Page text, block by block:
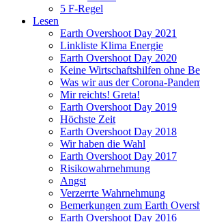
5 F-Regel
Lesen
Earth Overshoot Day 2021
Linkliste Klima Energie
Earth Overshoot Day 2020
Keine Wirtschaftshilfen ohne
Was wir aus der Corona-
Mir reichts! Greta!
Earth Overshoot Day 2019
Höchste Zeit
Earth Overshoot Day 2018
Wir haben die Wahl
Earth Overshoot Day 2017
Risikowahrnehmung
Angst
Verzerrte Wahrnehmung
Bemerkungen zum Earth
Earth Overshoot Day 2016